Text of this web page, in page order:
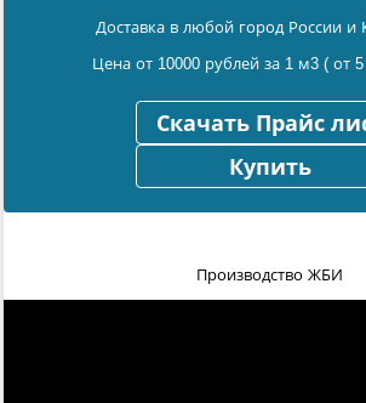
Доставка в любой город России и
Цена от 10000 рублей за 1 м3 ( от 5
Скачать Прайс
Купить
Производство ЖБИ